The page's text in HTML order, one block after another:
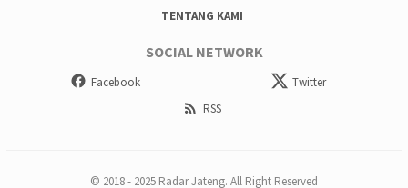
TENTANG KAMI
SOCIAL NETWORK
Facebook
Twitter
RSS
© 2018 - 2025 Radar Jateng. All Right Reserved